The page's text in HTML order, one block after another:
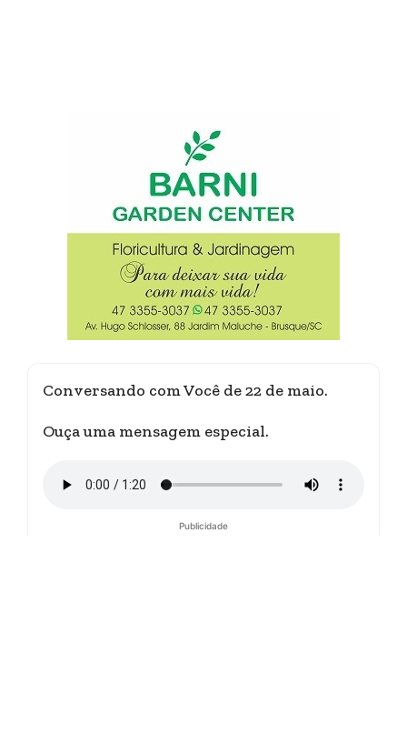
Conversando com Você de 22 de maio.
Ouça uma mensagem especial.
Publicidade